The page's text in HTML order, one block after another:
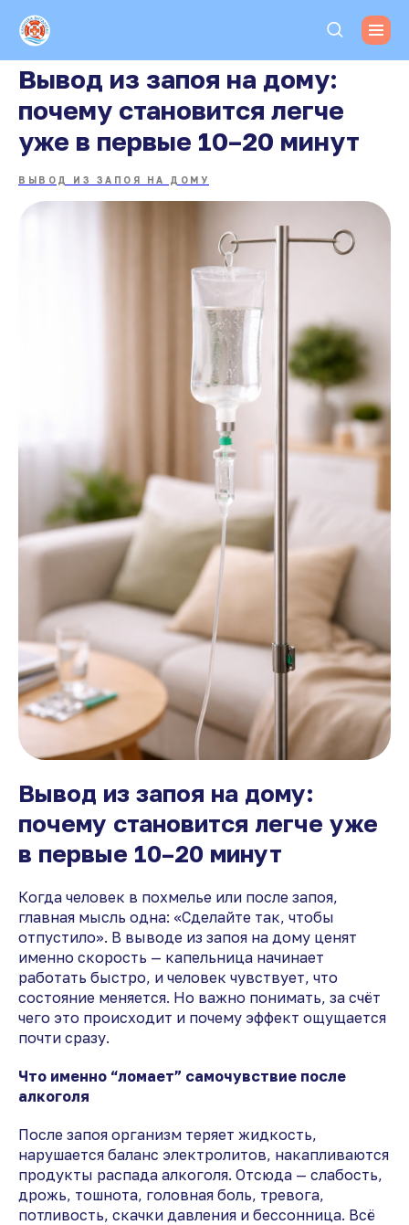
Вывод из запоя на дому:
почему становится легче
уже в первые 10–20 минут
ВЫВОД ИЗ ЗАПОЯ НА ДОМУ
Вывод из запоя на дому:
почему становится легче уже
в первые 10–20 минут
Когда человек в похмелье или после запоя,
главная мысль одна: «Сделайте так, чтобы
отпустило». В выводе из запоя на дому ценят
именно скорость — капельница начинает
работать быстро, и человек чувствует, что
состояние меняется. Но важно понимать, за счёт
чего это происходит и почему эффект ощущается
почти сразу.
Что именно “ломает” самочувствие после
алкоголя
После запоя организм теряет жидкость,
нарушается баланс электролитов, накапливаются
продукты распада алкоголя. Отсюда — слабость,
дрожь, тошнота, головная боль, тревога,
потливость, скачки давления и бессонница. Всё